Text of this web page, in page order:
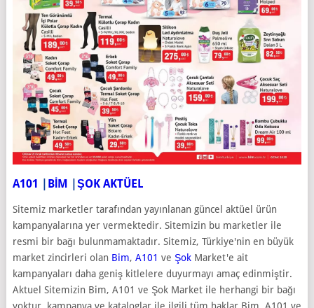
A101 BİM ŞOK AKTÜEL
Sitemiz marketler tarafından yayınlanan güncel aktüel ürün
kampanyalarına yer vermektedir. Sitemizin bu marketler ile
resmi bir bağı bulunmamaktadır. Sitemiz, Türkiye'nin en büyük
market zincirleri olan Bim, A101 ve ŞokMarket'e ait
kampanyaları daha geniş kitlelere duyurmayı amaç edinmiştir.
Aktuel Sitemizin Bim, A101 ve Şok Market ile herhangi bir bağı